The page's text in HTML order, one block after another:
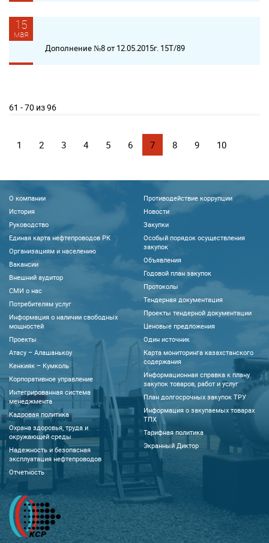
15
мая
Дополнение №8 от 12.05.2015г. 15Т/89
61 - 70 из 96
1 2 3 4 5 6 7 8 9 10
О компании
История
Руководство
Единая карта нефтепроводов РК
Организациям и населению
Вакансии
Внешний аудитор
CМИ о нас
Потребителям услуг
Информация о наличии свободных
мощностей
Проекты
Атасу – Алашанькоу
Кенкияк – Кумколь
Корпоративное управление
Интегрированная система
менеджмента
Кадровая политика
Охрана здоровья, труда и
окружающей среды
Надежность и безопасная
эксплуатация нефтепроводов
Отчетность
Противодействие коррупции
Новости
Закупки
Особый порядок осуществления
закупок
Объявления
Годовой план закупок
Протоколы
Тендерная документация
Проекты тендерной документации
Ценовые предложения
Один источник
Карта мониторинга казахстанского
содержания
Информационная справка к плану
закупок товаров, работ и услуг
План долгосрочных закупок ТРУ
Информация о закупаемых товарах
ТПХ
Тарифная политика
Экранный Диктор